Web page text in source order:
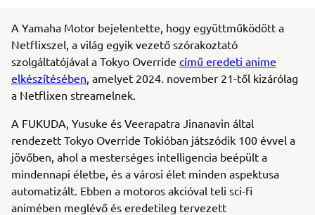
A Yamaha Motor bejelentette, hogy együttműködött a
Netflixszel, a világ egyik vezető szórakoztató
szolgáltatójával a Tokyo Override című eredeti anime
elkészítésében, amelyet 2024. november 21-től kizárólag
a Netflixen streamelnek.
A FUKUDA, Yusuke és Veerapatra Jinanavin által
rendezett Tokyo Override Tokióban játszódik 100 évvel a
jövőben, ahol a mesterséges intelligencia beépült a
mindennapi életbe, és a városi élet minden aspektusa
automatizált. Ebben a motoros akcióval teli sci-fi
animében meglévő és eredetileg tervezett